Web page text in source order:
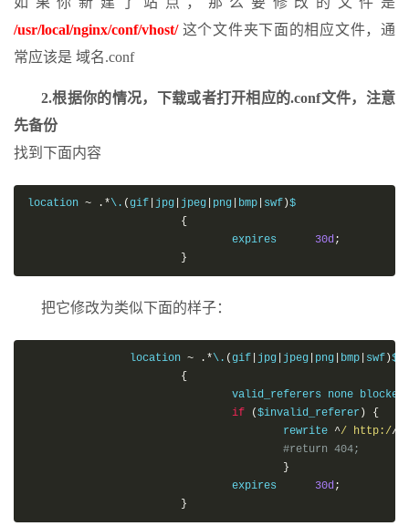
/usr/local/nginx/conf/vhost/这个文件夹下面的相应文件，通
常应该是 域名.conf
2.根据你的情况，下载或者打开相应的.conf文件，注意
先备份
找到下面内容
location ~ .*\. (gif jpg jpeg png bmp swf )$
{
                                expires
30d;
}
把它修改为类似下面的样子：
                location
~ .*\. (gif jpg jpeg png bmp swf )$
{
valid_referers none blocked
if
($invalid_referer )
{
                                        rewrite
^/ http://
#return 404;
}
                                expires
30d;
}